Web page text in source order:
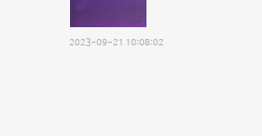
2023-09-21 10:08:02